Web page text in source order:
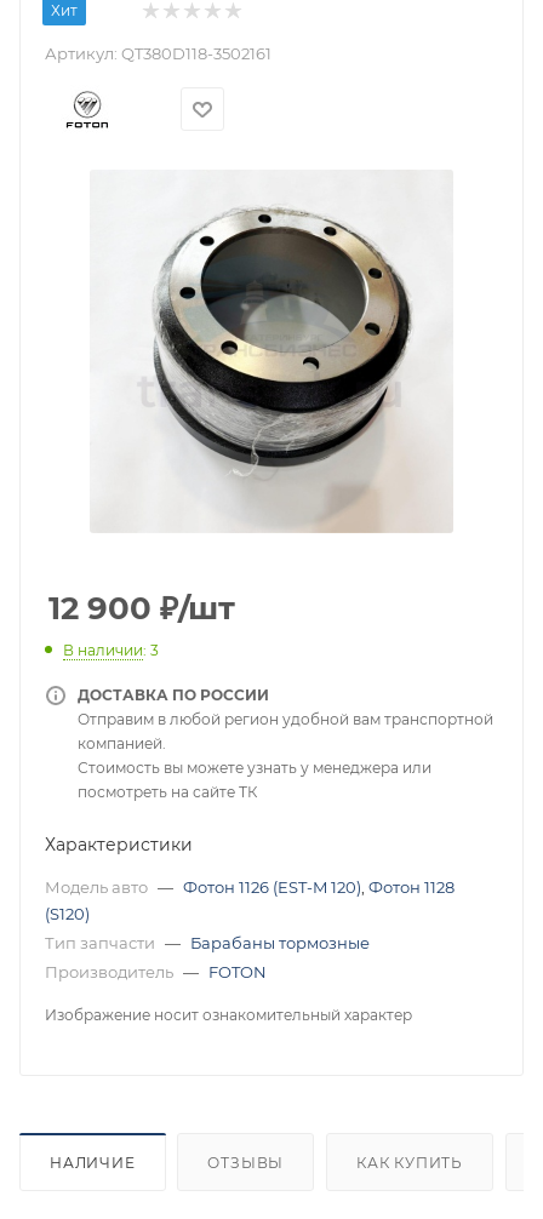
Хит
Артикул: QT380D118-3502161
12 900 ₽/шт
В наличии: 3
ДОСТАВКА ПО РОССИИ
Отправим в любой регион удобной вам транспортной
компанией.
Стоимость вы можете узнать у менеджера или
посмотреть на сайте ТК
Характеристики
Модель авто — Фотон 1126 (EST-M 120) Фотон 1128
(S120)
Тип запчасти — Барабаны тормозные
Производитель — FOTON
Изображение носит ознакомительный характер
НАЛИЧИЕ ОТЗЫВЫ КАК КУПИТЬ